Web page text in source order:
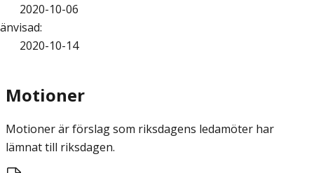
2020-10-06
:
2020-10-14
Motioner
Motioner är förslag som riksdagens ledamöter har
lämnat till riksdagen.